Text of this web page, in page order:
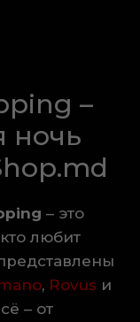
–
ночь
– это
любит
, Rovus и
– от